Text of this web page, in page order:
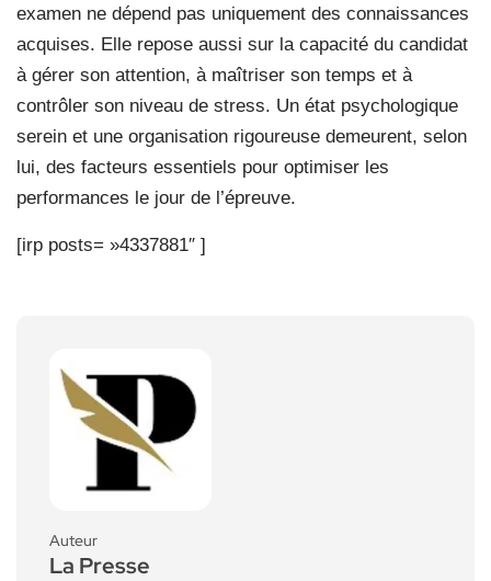
examen ne dépend pas uniquement des connaissances
acquises. Elle repose aussi sur la capacité du candidat
à gérer son attention, à maîtriser son temps et à
contrôler son niveau de stress. Un état psychologique
serein et une organisation rigoureuse demeurent, selon
lui, des facteurs essentiels pour optimiser les
performances le jour de l’épreuve.
[irp posts= »4337881″ ]
Auteur
La Presse